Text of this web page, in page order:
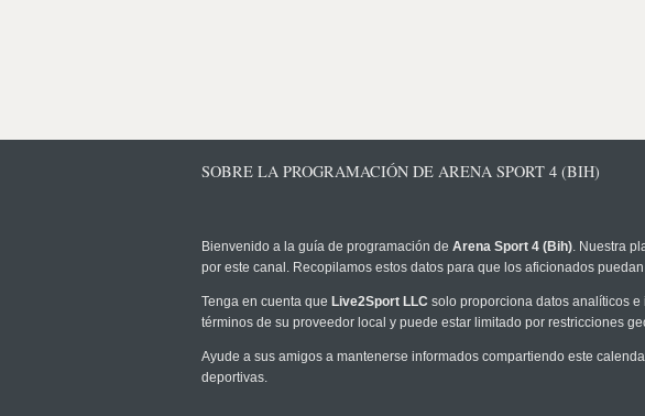
SOBRE LA PROGRAMACIÓN DE ARENA SPORT 4 (BIH)
Bienvenido a la guía de programación de Arena Sport 4 (Bih). Nuestra
por este canal. Recopilamos estos datos para que los aficionados
Tenga en cuenta que Live2Sport LLC solo proporciona datos analíticos
términos de su proveedor local y puede estar limitado por restricciones
Ayude a sus amigos a mantenerse informados compartiendo este
deportivas.